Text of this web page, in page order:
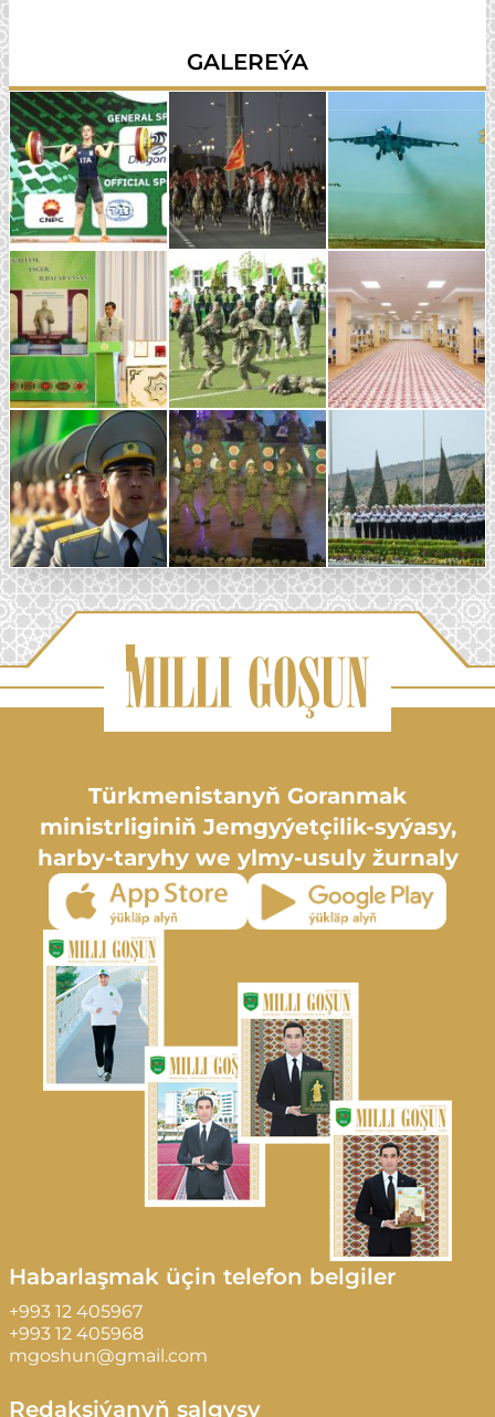
GALEREÝA
Habarlaşmak üçin telefon belgiler
+993 12 405967
+993 12 405968
mgoshun@gmail.com
Redaksiýanyň salgysy
Türkmenistanyň Goranmak
ministrliginiň Jemgyýetçilik-syýasy,
harby-taryhy we ylmy-usuly žurnaly